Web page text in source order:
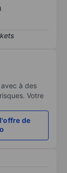
à des
Votre
de